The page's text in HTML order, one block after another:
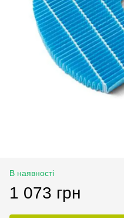
В наявності
1 073 грн